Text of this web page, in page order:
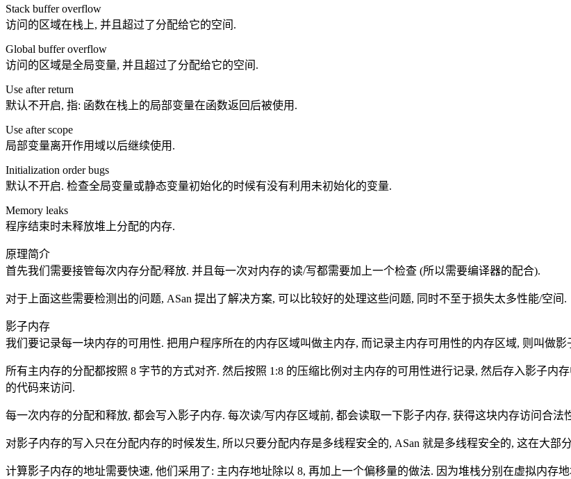
Stack buffer overflow
访问的区域在栈上, 并且超过了分配给它的空间.
Global buffer overflow
访问的区域是全局变量, 并且超过了分配给它的空间.
Use after return
默认不开启, 指: 函数在栈上的局部变量在函数返回后被使用.
Use after scope
局部变量离开作用域以后继续使用.
Initialization order bugs
默认不开启. 检查全局变量或静态变量初始化的时候有没有利用未初始化的变量.
Memory leaks
程序结束时未释放堆上分配的内存.
原理简介
首先我们需要接管每次内存分配/释放. 并且每一次对内存的读/写都需要加上一个检查 (所以需要编译器的配合).
对于上面这些需要检测出的问题, ASan 提出了解决方案, 可以比较好的处理这些问题, 同时不至于损失太多性能/空间.
影子内存
我们要记录每一块内存的可用性. 把用户程序所在的内存区域叫做主内存, 而记录主内存可用性的内存区域, 则叫做影
所有主内存的分配都按照 8 字节的方式对齐. 然后按照 1:8 的压缩比例对主内存的可用性进行记录, 然后存入影子内
的代码来访问.
每一次内存的分配和释放, 都会写入影子内存. 每次读/写内存区域前, 都会读取一下影子内存, 获得这块内存访问合法
对影子内存的写入只在分配内存的时候发生, 所以只要分配内存是多线程安全的, ASan 就是多线程安全的, 这在大部
计算影子内存的地址需要快速, 他们采用了: 主内存地址除以 8, 再加上一个偏移量的做法. 因为堆栈分别在虚拟内存